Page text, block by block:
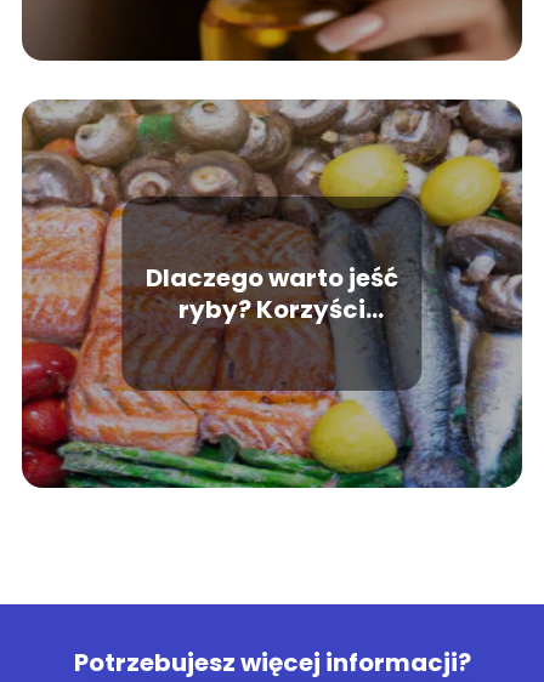
Dlaczego warto jeść
ryby? Korzyści
zdrowotne i przepisy
Potrzebujesz więcej informacji?